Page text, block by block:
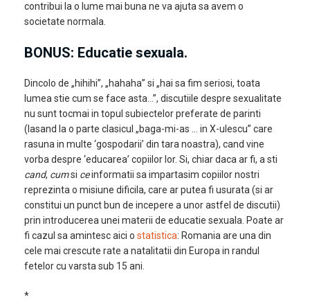
contribui la o lume mai buna ne va ajuta sa avem o
societate normala.
BONUS: Educatie sexuala.
Dincolo de „hihihi”, „hahaha” si „hai sa fim seriosi, toata
lumea stie cum se face asta…”, discutiile despre sexualitate
nu sunt tocmai in topul subiectelor preferate de parinti
(lasand la o parte clasicul „baga-mi-as … in X-ulescu” care
rasuna in multe ‘gospodarii’ din tara noastra), cand vine
vorba despre ‘educarea’ copiilor lor. Si, chiar daca ar fi, a sti
cand, cumsi ceinformatii sa impartasim copiilor nostri
reprezinta o misiune dificila, care ar putea fi usurata (si ar
constitui un punct bun de incepere a unor astfel de discutii)
prin introducerea unei materii de educatie sexuala. Poate ar
fi cazul sa amintesc aici o statistica: Romania are una din
cele mai crescute rate a natalitatii din Europa in randul
fetelor cu varsta sub 15 ani.
*